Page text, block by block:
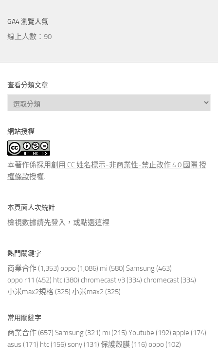
GA4 瀏覽人氣
線上人數：90
查看分類文章
查
看
類
文
章
網站授權
本著作係採用創用 CC 姓名標示-非商業性-禁止改作 4.0 國際 授
權條款授權.
本頁面人次統計
檢視數據請先登入，或點選這裡
熱門關鍵字
商業合作 (1,353) oppo (1,086) mi (580) Samsung (463)
oppo r11 (452) htc (380) chromecast v3 (334) chromecast (334)
小米max2規格 (325) 小米max2 (325)
常用關鍵字
商業合作 (657) Samsung (321) mi (215) Youtube (192) apple (174)
asus (171) htc (156) sony (131) 保護殼膜 (116) oppo (102)